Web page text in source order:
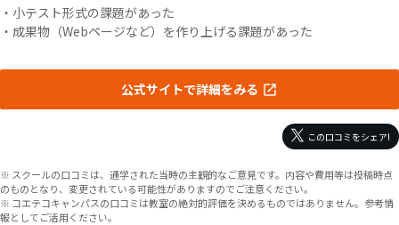
・小テスト形式の課題があった
・成果物（Webページなど）を作り上げる課題があった
公式サイトで詳細をみる
この口コミをシェア!
※ スクールの口コミは、通学された当時の主観的なご意見です。内容や費用等は投稿時点
のものとなり、変更されている可能性がありますのでご注意ください。
※ コエテコキャンパスの口コミは教室の絶対的評価を決めるものではありません。参考情
報としてご活用ください。